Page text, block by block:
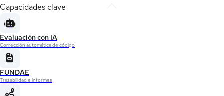
Capacidades clave
Evaluación con IA
Corrección automática de código
FUNDAE
Trazabilidad e informes